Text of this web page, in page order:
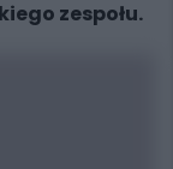
zespołu.